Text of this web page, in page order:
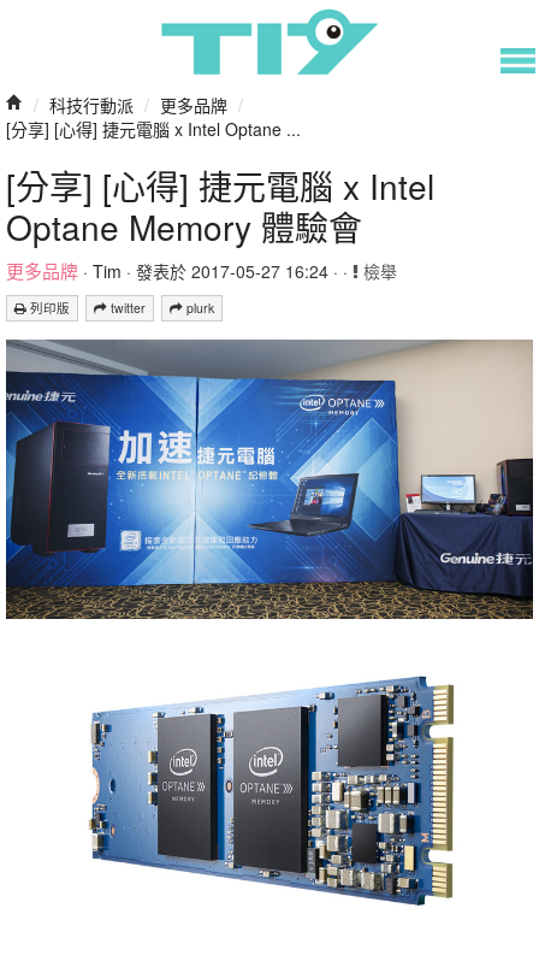
/ 科技行動派 / 更多品牌 /
[分享] [心得] 捷元電腦 x Intel Optane ...
[分享] [心得] 捷元電腦 x Intel
Optane Memory 體驗會
更多品牌 · Tim · 發表於 2017-05-27 16:24 · · 檢舉
列印版 twitter plurk